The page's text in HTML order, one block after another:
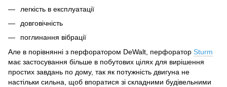
легкість в експлуатації
довговічність
поглинання вібрації
Але в порівнянні з перфоратором DeWalt, перфоратор Sturm
має застосування більше в побутових цілях для вирішення
простих завдань по дому, так як потужність двигуна не
настільки сильна, щоб впоратися зі складними будівельними